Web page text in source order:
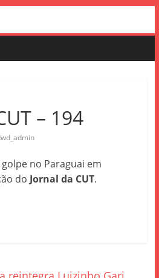
– 194
no Paraguai em
do Jornal da CUT.